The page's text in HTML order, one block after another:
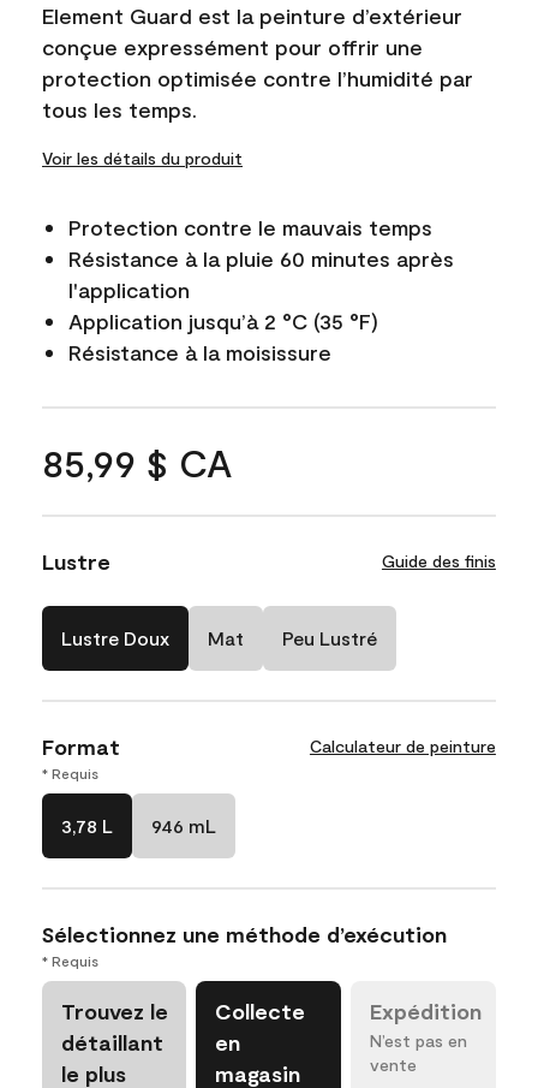
Element Guard est la peinture d’extérieur
conçue expressément pour offrir une
protection optimisée contre l’humidité par
tous les temps.
Voir les détails du produit
Protection contre le mauvais temps
Résistance à la pluie 60 minutes après
l'application
Application jusqu’à 2 °C (35 °F)
Résistance à la moisissure
85,99 $ CA
Lustre Guide des finis
Lustre Doux Mat Peu Lustré
Format Calculateur de peinture
* Requis
3,78 L 946 mL
Sélectionnez une méthode d’exécution
* Requis
Trouvez le
détaillant
le plus
Collecte
en
magasin
Expédition
N’est pas en
vente